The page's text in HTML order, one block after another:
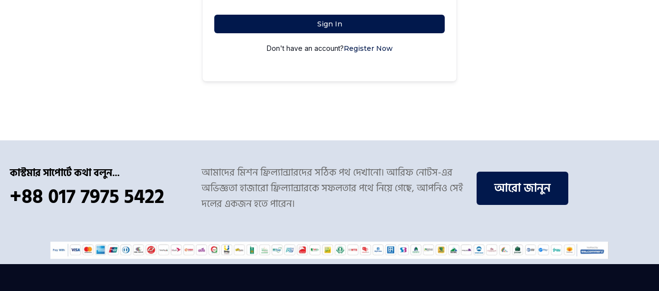
Sign In
Don't have an account?Register Now
কাস্টমার সাপোর্টে কথা বলুন...
+88 017 7975 5422
আমাদের মিশন ফ্রিল্যান্সারদের সঠিক পথ দেখানো। আরিফ নোটস-এর
অভিজ্ঞতা হাজারো ফ্রিল্যান্সারকে সফলতার পথে নিয়ে গেছে, আপনিও সেই
দলের একজন হতে পারেন।
আরো জানুন